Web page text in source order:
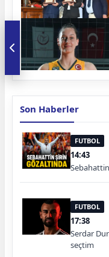
Son Haberler
FUTBOL
14:43
FUTBOL
17:38
Serdar
seçtim